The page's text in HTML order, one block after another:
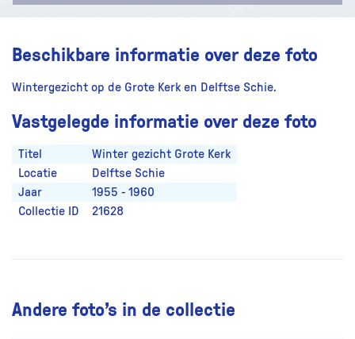
Beschikbare informatie over deze foto
Wintergezicht op de Grote Kerk en Delftse Schie.
Vastgelegde informatie over deze foto
Titel
Winter gezicht Grote Kerk
Locatie
Delftse Schie
Jaar
1955 - 1960
Collectie ID
21628
Andere foto’s in de collectie